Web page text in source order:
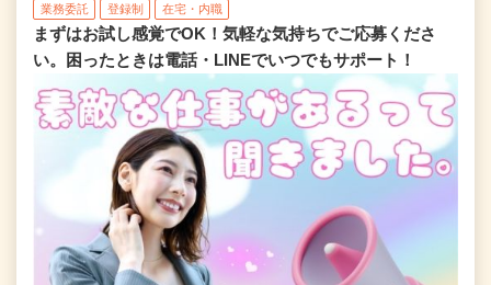
業務委託 登録制 在宅・内職
まずはお試し感覚でOK！気軽な気持ちでご応募くださ
い。困ったときは電話・LINEでいつでもサポート！